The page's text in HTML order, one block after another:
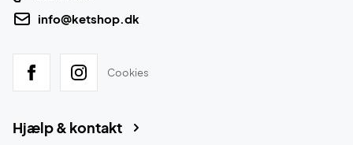
info@ketshop.dk
Cookies
Hjælp & kontakt